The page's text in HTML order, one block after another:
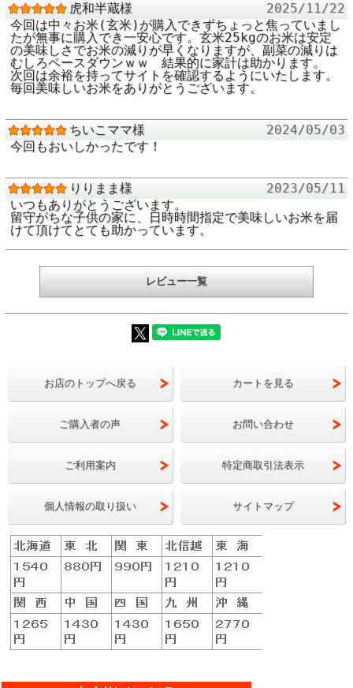
石抜き処理済で安
米穀検査が済んだ
となております。
るお客様向けに
ております。（専
虎和半蔵様
2025/11/22
今回は中々お米(玄米)が購入できずちょっと焦っていまし
たが無事に購入でき一安心です。玄米25kgのお米は安定
の美味しさでお米の減りが早くなりますが、副菜の減りは
むしろペースダウンｗｗ 結果的に家計は助かります。
次回は余裕を持ってサイトを確認するようにいたします。
毎回美味しいお米をありがとうございます。
ちいこママ様
2024/05/03
今回もおいしかったです！
りりまま様
2023/05/11
いつもありがとうございます。
留守がちな子供の家に、日時時間指定で美味しいお米を届
けて頂けてとても助かっています。
レビュー一覧
お店のトップへ戻る カートを見る
ご購入者の声 お問い合わせ
ご利用案内 特定商取引法表示
個人情報の取り扱い サイトマップ